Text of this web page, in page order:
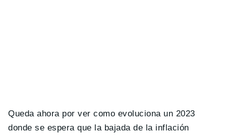
Queda ahora por ver como evoluciona un 2023
donde se espera que la bajada de la inflación